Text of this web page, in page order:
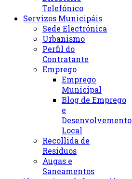
Telefónico
Servizos Municipáis
Sede Electrónica
Urbanismo
Perfil do
Contratante
Emprego
Emprego
Municipal
Blog de Emprego
e
Desenvolvemento
Local
Recollida de
Residuos
Augas e
Saneamentos